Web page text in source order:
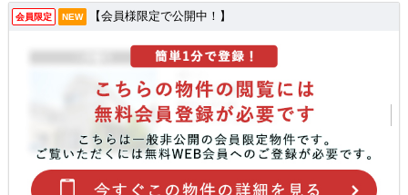
会員限定 NEW 【会員様限定で公開中！】